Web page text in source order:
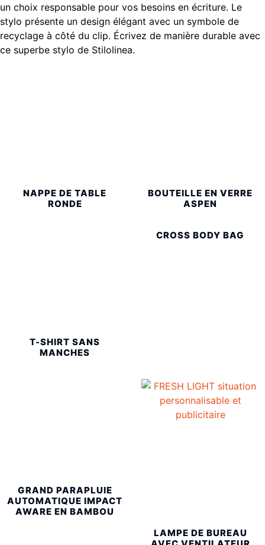
un choix responsable pour vos besoins en écriture. Le
stylo présente un design élégant avec un symbole de
recyclage à côté du clip. Écrivez de manière durable avec
ce superbe stylo de Stilolinea.
NAPPE DE TABLE
RONDE
BOUTEILLE EN VERRE
ASPEN
T-SHIRT SANS
MANCHES
CROSS BODY BAG
GRAND PARAPLUIE
AUTOMATIQUE IMPACT
AWARE EN BAMBOU
LAMPE DE BUREAU